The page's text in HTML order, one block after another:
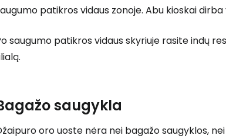
patikros vidaus zonoje. Abu kioskai dirba
saugumo patikros vidaus skyriuje rasite indų
saugykla
oro uoste nėra nei bagažo saugyklos,